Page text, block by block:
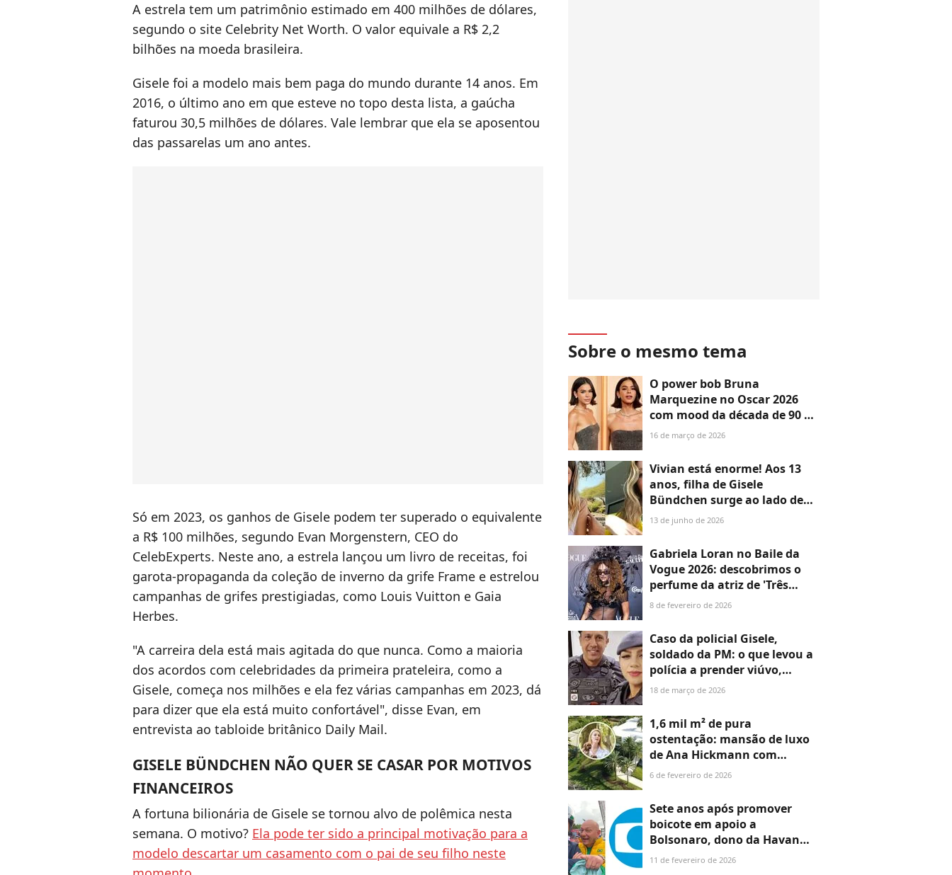
A estrela tem um patrimônio estimado em 400 milhões de dólares,
segundo o site Celebrity Net Worth. O valor equivale a R$ 2,2
bilhões na moeda brasileira.
Gisele foi a modelo mais bem paga do mundo durante 14 anos. Em
2016, o último ano em que esteve no topo desta lista, a gaúcha
faturou 30,5 milhões de dólares. Vale lembrar que ela se aposentou
das passarelas um ano antes.
Só em 2023, os ganhos de Gisele podem ter superado o equivalente
a R$ 100 milhões, segundo Evan Morgenstern, CEO do
CelebExperts. Neste ano, a estrela lançou um livro de receitas, foi
garota-propaganda da coleção de inverno da grife Frame e estrelou
campanhas de grifes prestigiadas, como Louis Vuitton e Gaia
Herbes.
"A carreira dela está mais agitada do que nunca. Como a maioria
dos acordos com celebridades da primeira prateleira, como a
Gisele, começa nos milhões e ela fez várias campanhas em 2023, dá
para dizer que ela está muito confortável", disse Evan, em
entrevista ao tabloide britânico Daily Mail.
GISELE BÜNDCHEN NÃO QUER SE CASAR POR MOTIVOS
FINANCEIROS
A fortuna bilionária de Gisele se tornou alvo de polêmica nesta
semana. O motivo? Ela pode ter sido a principal motivação para a
modelo descartar um casamento com o pai de seu filho neste
Sobre o mesmo tema
O power bob Bruna
Marquezine no Oscar 2026
com mood da década de 90 e
acabamento polido: quanto
da atriz? Um raio-x dos
produtos de luxo usados
16 de março de 2026
Vivian está enorme! Aos 13
anos, filha de Gisele
Bündchen surge ao lado de
Tom Brady no jogo do Brasil
impressiona com beleza:
'Parece a Gisele'
13 de junho de 2026
Gabriela Loran no Baile da
Vogue 2026: descobrimos o
perfume da atriz de 'Três
Graças' no evento
R$ 766!
8 de fevereiro de 2026
Caso da policial Gisele,
soldado da PM: o que levou a
polícia a prender viúvo,
tenente-coronel, em
mês após morte suspeita?
18 de março de 2026
1,6 mil m² de pura
ostentação: mansão de luxo
de Ana Hickmann com
elevador panorâmico,
para 18 carros vai a leilão
com valor milionário; veja
quanto custa!
6 de fevereiro de 2026
Sete anos após promover
boicote em apoio a
Bolsonaro, dono da Havan
autoriza patrocínio
11 de fevereiro de 2026